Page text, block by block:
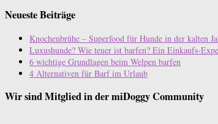
Neueste Beiträge
Knochenbrühe – Superfood für Hunde in der kalten
Luxushunde? Wie teuer ist barfen? Ein Einkaufs-
6 wichtige Grundlagen beim Welpen barfen
4 Alternativen für Barf im Urlaub
Wir sind Mitglied in der miDoggy Community